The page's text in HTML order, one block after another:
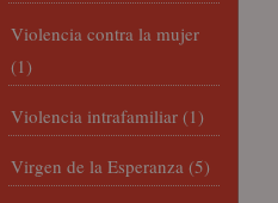
Violencia contra la mujer
(1)
Violencia intrafamiliar (1)
Virgen de la Esperanza (5)